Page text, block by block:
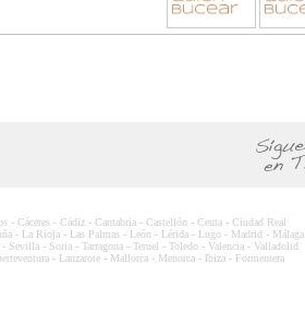
- Cáceres- Cádiz- Cantabria- Castellón - Ceuta- Ciudad Real
- La Rioja- Las Palmas- León - Lérida- Lugo- Madrid - Málaga
Sevilla- Soria- Tarragona- Teruel - Toledo- Valencia- Valladolid
- Lanzarote- Mallorca- Menorca- Ibiza- Formentera